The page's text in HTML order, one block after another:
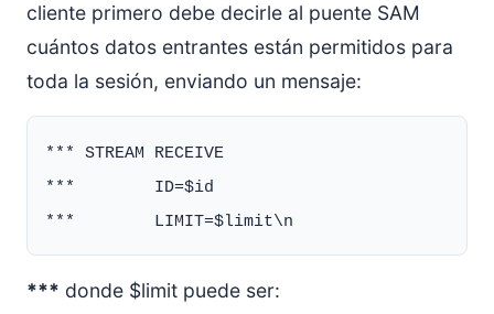
cliente primero debe decirle al puente SAM
cuántos datos entrantes están permitidos para
toda la sesión, enviando un mensaje:
*** STREAM RECEIVE
***        ID=$id
*** donde $limit puede ser: